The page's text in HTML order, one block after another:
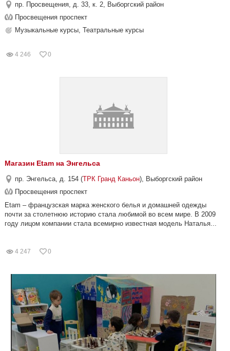
пр. Просвещения, д. 33, к. 2, Выборгский район
Просвещения проспект
Музыкальные курсы, Театральные курсы
4 246 0
Магазин Etam на Энгельса
пр. Энгельса, д. 154 (ТРК Гранд Каньон), Выборгский район
Просвещения проспект
Etam – французская марка женского белья и домашней одежды
почти за столетнюю историю стала любимой во всем мире. В 2009
году лицом компании стала всемирно известная модель Наталья...
4 247 0